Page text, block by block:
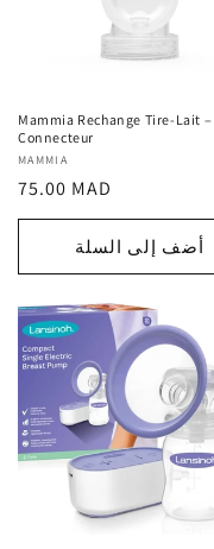
Mammia Rechange Tire-Lait –
Connecteur
المورد
:
MAMMIA
السعر
العادي
75.00 MAD
أضف إلى السلة